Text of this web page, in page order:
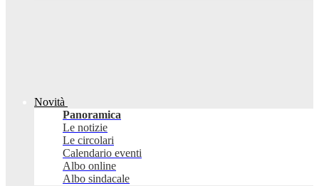
Novità
Panoramica
Le notizie
Le circolari
Calendario eventi
Albo online
Albo sindacale